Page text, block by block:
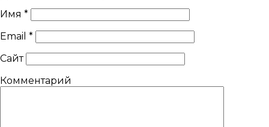
Имя *
Email *
Сайт
Комментарий